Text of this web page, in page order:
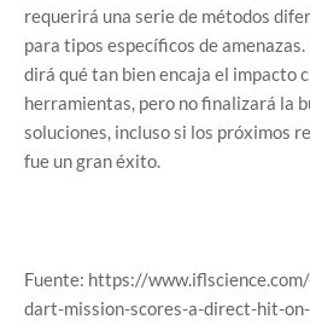
requerirá una serie de métodos
para tipos específicos de
dirá qué tan bien encaja el impacto
herramientas, pero no finalizará la
soluciones, incluso si los próximos
fue un gran éxito.
Fuente: https://
dart-mission-scores-a-direct-hit-